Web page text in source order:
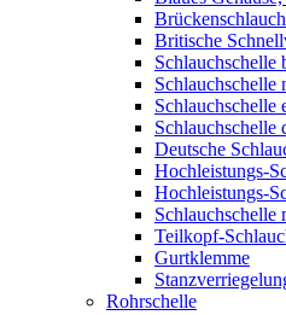
Britische
Schlauchschelle
Schlauchschelle
Schlauchschelle
Schlauchschelle
Deutsche
Hochleistungs-
Hochleistungs-
Schlauchschelle
Teilkopf-
Gurtklemme
Rohrschelle